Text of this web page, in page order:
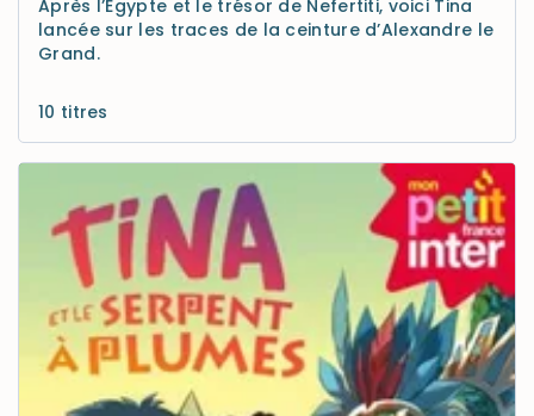
Après l’Egypte et le trésor de Nefertiti, voici Tina
lancée sur les traces de la ceinture d’Alexandre le
Grand.
10 titres